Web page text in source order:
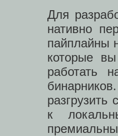
Для
нативно
пайплайны
которые
работать
к